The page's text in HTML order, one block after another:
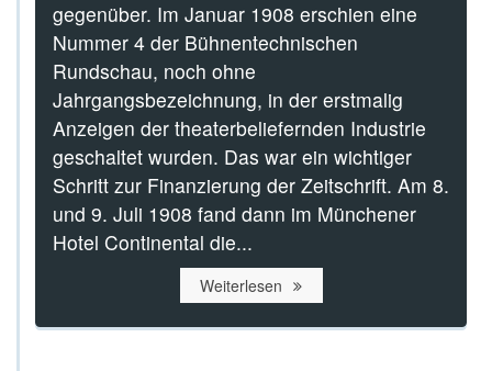
gegenüber. Im Januar 1908 erschien eine
Nummer 4 der Bühnentechnischen
Rundschau, noch ohne
Jahrgangsbezeichnung, in der erstmalig
Anzeigen der theaterbeliefernden Industrie
geschaltet wurden. Das war ein wichtiger
Schritt zur Finanzierung der Zeitschrift. Am 8.
und 9. Juli 1908 fand dann im Münchener
Hotel Continental die...
Weiterlesen